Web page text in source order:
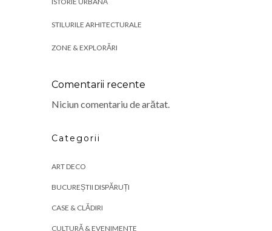
STILURILE ARHITECTURALE
ZONE & EXPLORĂRI
Comentarii recente
Niciun comentariu de arătat.
Categorii
ART DECO
BUCUREȘTII DISPĂRUȚI
CASE & CLĂDIRI
CULTURĂ & EVENIMENTE